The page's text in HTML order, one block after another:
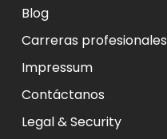
Blog
Carreras profesionales
Impressum
Contáctanos
Legal & Security